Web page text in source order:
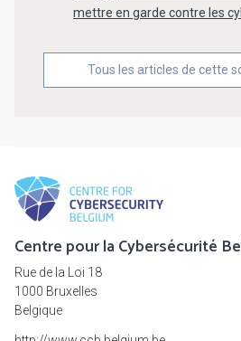
mettre en garde contre les
Tous les articles de cette
Centre pour la Cybersécurité
Rue de la Loi 18
1000 Bruxelles
Belgique